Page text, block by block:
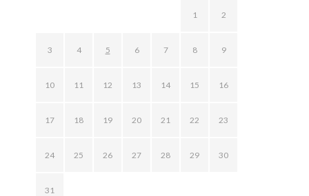
1 2
3 4 5 6 7 8 9
10 11 12 13 14 15 16
17 18 19 20 21 22 23
24 25 26 27 28 29 30
31